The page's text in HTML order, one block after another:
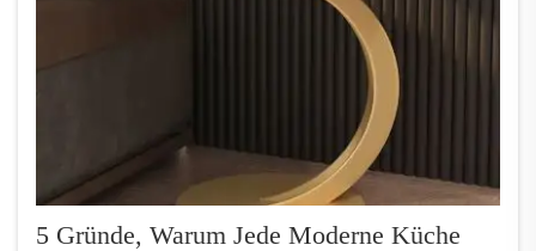
5 Gründe, Warum Jede Moderne Küche